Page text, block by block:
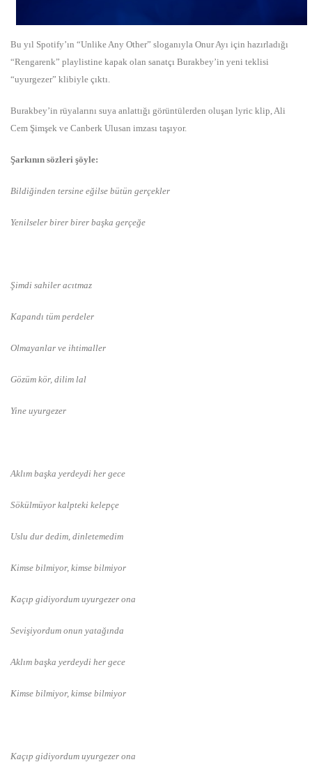
Bu yıl Spotify’ın “Unlike Any Other” sloganıyla Onur Ayı için hazırladığı
“Rengarenk” playlistine kapak olan sanatçı Burakbey’in yeni teklisi
“uyurgezer” klibiyle çıktı.
Burakbey’in rüyalarını suya anlattığı görüntülerden oluşan lyric klip, Ali
Cem Şimşek ve Canberk Ulusan imzası taşıyor.
Şarkının sözleri şöyle:
Bildiğinden tersine eğilse bütün gerçekler
Yenilseler birer birer başka gerçeğe
Şimdi sahiler acıtmaz
Kapandı tüm perdeler
Olmayanlar ve ihtimaller
Gözüm kör, dilim lal
Yine uyurgezer
Aklım başka yerdeydi her gece
Sökülmüyor kalpteki kelepçe
Uslu dur dedim, dinletemedim
Kimse bilmiyor, kimse bilmiyor
Kaçıp gidiyordum uyurgezer ona
Sevişiyordum onun yatağında
Aklım başka yerdeydi her gece
Kimse bilmiyor, kimse bilmiyor
Kaçıp gidiyordum uyurgezer ona